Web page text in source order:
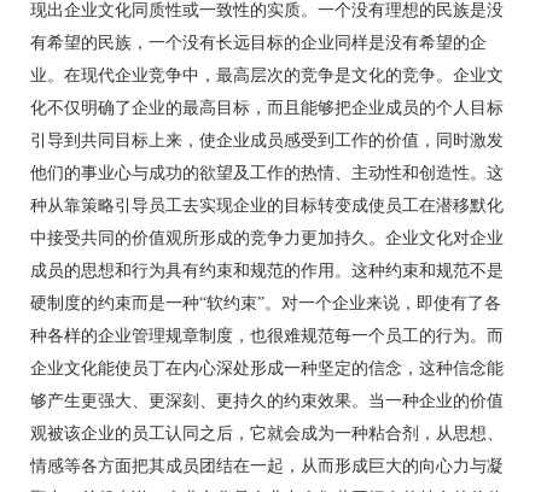
现出企业文化同质性或一致性的实质。一个没有理想的民族是没
有希望的民族，一个没有长远目标的企业同样是没有希望的企
业。在现代企业竞争中，最高层次的竞争是文化的竞争。企业文
化不仅明确了企业的最高目标，而且能够把企业成员的个人目标
引导到共同目标上来，使企业成员感受到工作的价值，同时激发
他们的事业心与成功的欲望及工作的热情、主动性和创造性。这
种从靠策略引导员工去实现企业的目标转变成使员工在潜移默化
中接受共同的价值观所形成的竞争力更加持久。企业文化对企业
成员的思想和行为具有约束和规范的作用。这种约束和规范不是
硬制度的约束而是一种“软约束”。对一个企业来说，即使有了各
种各样的企业管理规章制度，也很难规范每一个员工的行为。而
企业文化能使员丁在内心深处形成一种坚定的信念，这种信念能
够产生更强大、更深刻、更持久的约束效果。当一种企业的价值
观被该企业的员工认同之后，它就会成为一种粘合剂，从思想、
情感等各方面把其成员团结在一起，从而形成巨大的向心力与凝